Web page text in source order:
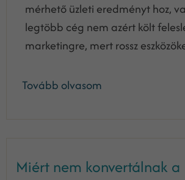
mérhető üzleti eredményt hoz,
legtöbb cég nem azért költ
marketingre, mert rossz
Tovább olvasom
Miért nem konvertálnak a